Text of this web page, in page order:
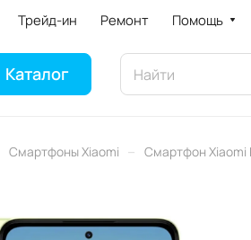
Трейд-ин Ремонт Помощь
Каталог
Смартфоны Xiaomi – Смартфон Xiaomi